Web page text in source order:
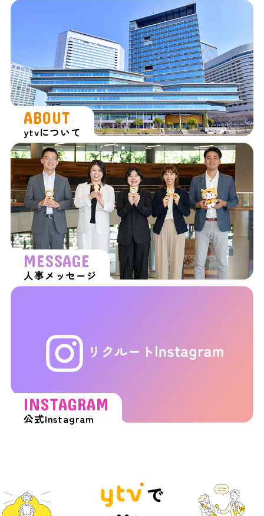
ABOUT
ytvについて
MESSAGE
人事メッセージ
INSTAGRAM
公式Instagram